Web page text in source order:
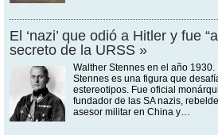
El ‘nazi’ que odió a Hitler y fue
secreto de la URSS »
Walther Stennes en el año 1930.
Stennes es una figura que
estereotipos. Fue oficial
fundador de las SA nazis,
asesor militar en China y…